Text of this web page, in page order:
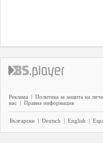
Реклама | Политика за защита на
нас | Правна информация
Български | Deutsch | English |